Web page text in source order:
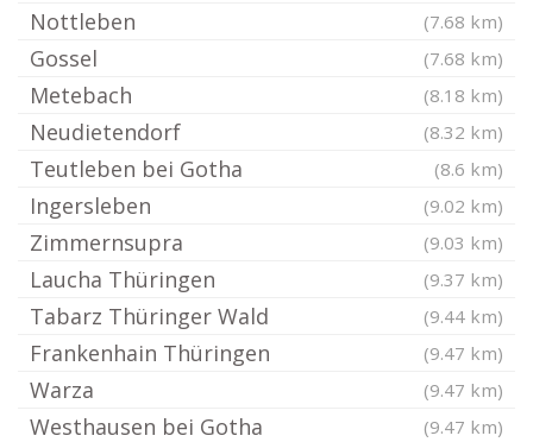
Nottleben (7.68 km)
Gossel (7.68 km)
Metebach (8.18 km)
Neudietendorf (8.32 km)
Teutleben bei Gotha (8.6 km)
Ingersleben (9.02 km)
Zimmernsupra (9.03 km)
Laucha Thüringen (9.37 km)
Tabarz Thüringer Wald (9.44 km)
Frankenhain Thüringen (9.47 km)
Warza (9.47 km)
Westhausen bei Gotha (9.47 km)